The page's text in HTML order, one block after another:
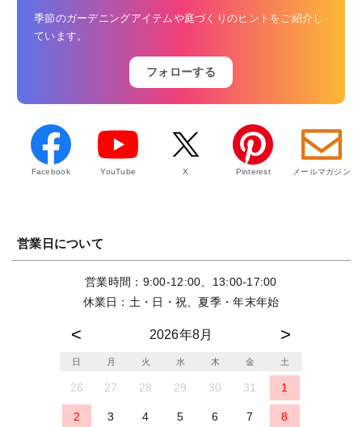
季節のガーデニングアイテムや庭づくりのヒントをご紹介し
ています。
フォローする
Facebook YouTube X Pinterest メールマガジン
営業日について
営業時間：9:00-12:00、13:00-17:00
休業日：土・日・祝、夏季・年末年始
2026年8月
日 月 火 水 木 金 土
26 27 28 29 30 31 1
2 3 4 5 6 7 8